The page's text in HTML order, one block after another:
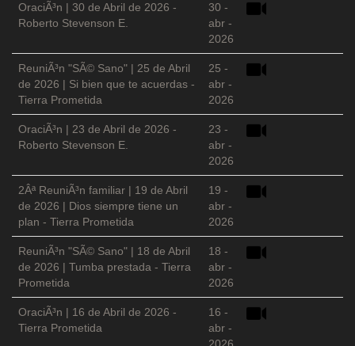
OraciÃ³n | 30 de Abril de 2026 -
Roberto Stevenson E.
30 -
abr -
2026
ReuniÃ³n "SÃ© Sano" | 25 de Abril
de 2026 | Si bien que te acuerdas -
Tierra Prometida
25 -
abr -
2026
OraciÃ³n | 23 de Abril de 2026 -
Roberto Stevenson E.
23 -
abr -
2026
2Âª ReuniÃ³n familiar | 19 de Abril
de 2026 | Dios siempre tiene un
plan - Tierra Prometida
19 -
abr -
2026
ReuniÃ³n "SÃ© Sano" | 18 de Abril
de 2026 | Tumba prestada - Tierra
Prometida
18 -
abr -
2026
OraciÃ³n | 16 de Abril de 2026 -
Tierra Prometida
16 -
abr -